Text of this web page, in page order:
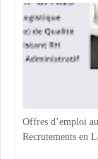
Offres d’emploi
Recrutements en